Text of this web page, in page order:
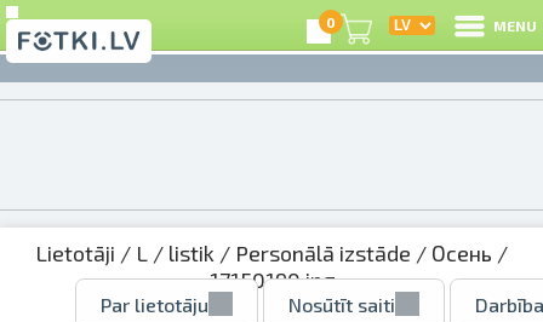
0 MENU
Lietotāji / L / listik / Personālā izstāde / Осень /
17150190.jpg
Par lietotāju Nosūtīt saiti